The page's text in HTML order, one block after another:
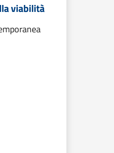
viabilità